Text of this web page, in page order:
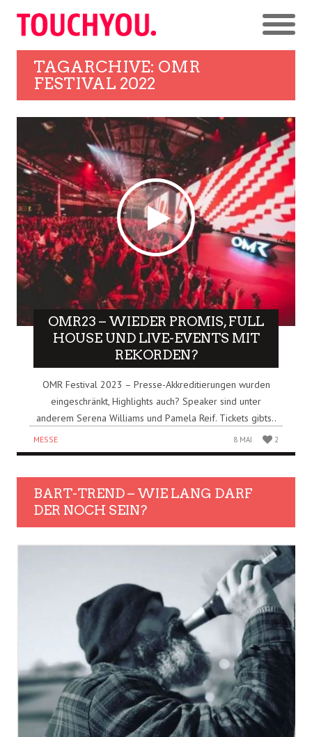
TAGARCHIVE: OMR
FESTIVAL 2022
OMR23 – WIEDER PROMIS, FULL
HOUSE UND LIVE-EVENTS MIT
REKORDEN?
OMR Festival 2023 – Presse-Akkreditierungen wurden
eingeschränkt, Highlights auch? Speaker sind unter
anderem Serena Williams und Pamela Reif. Tickets gibts..
MESSE 8 MAI 2
BART-TREND – WIE LANG DARF
DER NOCH SEIN?